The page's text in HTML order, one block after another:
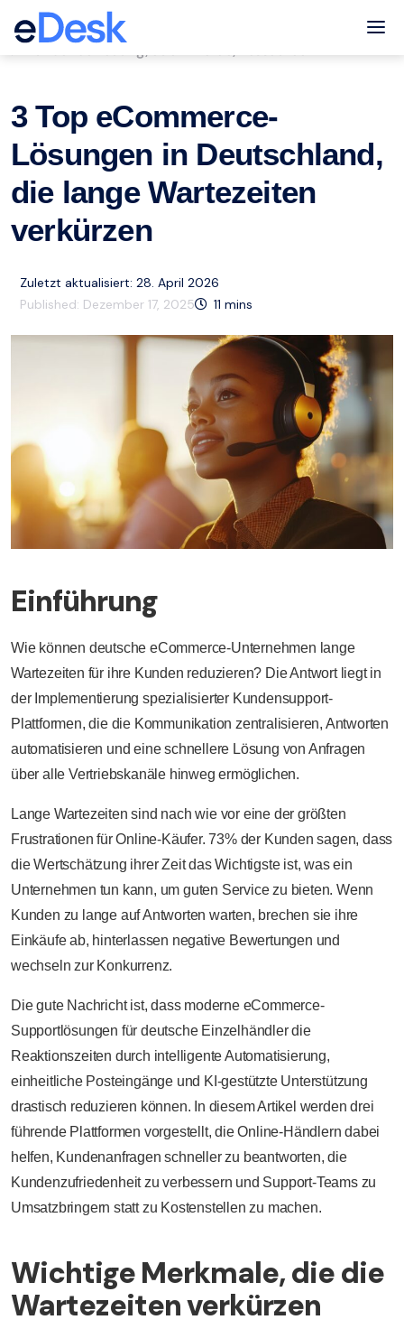
eCommerce Support Central
3 Top eCommerce-
Lösungen in Deutschland,
die lange Wartezeiten
verkürzen
Zuletzt aktualisiert: 28. April 2026
Published: Dezember 17, 2025 11 mins
Einführung
Wie können deutsche eCommerce-Unternehmen lange
Wartezeiten für ihre Kunden reduzieren? Die Antwort liegt in
der Implementierung spezialisierter Kundensupport-
Plattformen, die die Kommunikation zentralisieren, Antworten
automatisieren und eine schnellere Lösung von Anfragen
über alle Vertriebskanäle hinweg ermöglichen.
Lange Wartezeiten sind nach wie vor eine der größten
Frustrationen für Online-Käufer. 73% der Kunden sagen, dass
die Wertschätzung ihrer Zeit das Wichtigste ist, was ein
Unternehmen tun kann, um guten Service zu bieten. Wenn
Kunden zu lange auf Antworten warten, brechen sie ihre
Einkäufe ab, hinterlassen negative Bewertungen und
wechseln zur Konkurrenz.
Die gute Nachricht ist, dass moderne eCommerce-
Supportlösungen für deutsche Einzelhändler die
Reaktionszeiten durch intelligente Automatisierung,
einheitliche Posteingänge und KI-gestützte Unterstützung
drastisch reduzieren können. In diesem Artikel werden drei
führende Plattformen vorgestellt, die Online-Händlern dabei
helfen, Kundenanfragen schneller zu beantworten, die
Kundenzufriedenheit zu verbessern und Support-Teams zu
Umsatzbringern statt zu Kostenstellen zu machen.
Wichtige Merkmale, die die
Wartezeiten verkürzen